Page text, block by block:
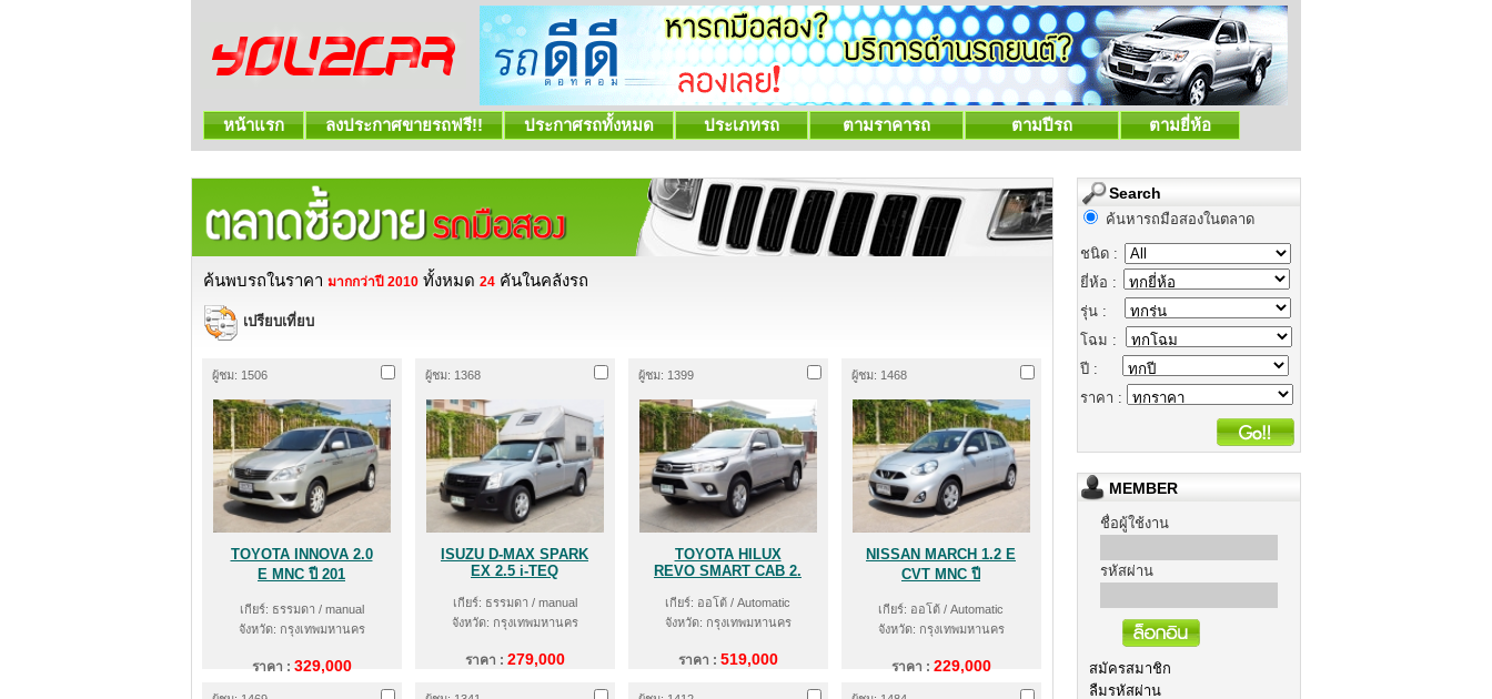
หน้าแรก ลงประกาศขายรถฟรี!! ประกาศรถทั้งหมด ประเภทรถ ตามราคารถ ตามปีรถ ตามยี่ห้อ
ค้นพบรถในราคา มากกว่าปี 2010 ทั้งหมด 24 คันในคลังรถ
เปรียบเที่ยบ
ผู้ชม: 1506
TOYOTA INNOVA 2.0
E MNC ปี 201
เกียร์: ธรรมดา / manual
จังหวัด: กรุงเทพมหานคร
ราคา : 329,000
ผู้ชม: 1368
ISUZU D-MAX SPARK
EX 2.5 i-TEQ
เกียร์: ธรรมดา / manual
จังหวัด: กรุงเทพมหานคร
ราคา : 279,000
ผู้ชม: 1399
TOYOTA HILUX
REVO SMART CAB 2.
เกียร์: ออโต้ / Automatic
จังหวัด: กรุงเทพมหานคร
ราคา : 519,000
ผู้ชม: 1468
NISSAN MARCH 1.2 E
CVT MNC ปี
เกียร์: ออโต้ / Automatic
จังหวัด: กรุงเทพมหานคร
ราคา : 229,000
Search
ค้นหารถมือสองในตลาด
ชนิด :
ยี่ห้อ :
รุ่น :
โฉม :
ปี :
ราคา :
MEMBER
ชื่อผู้ใช้งาน
รหัสผ่าน
สมัครสมาชิก
ลืมรหัสผ่าน